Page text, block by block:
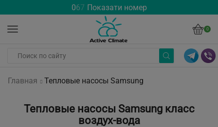
067 Показати номер
0
Главная Тепловые насосы Samsung
Тепловые насосы Samsung класс
воздух-вода